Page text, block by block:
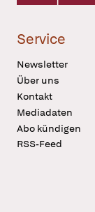
Service
Newsletter
Über uns
Kontakt
Mediadaten
Abo kündigen
RSS-Feed